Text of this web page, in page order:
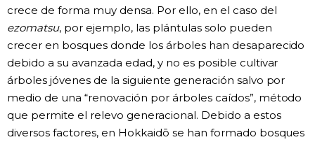
crece de forma muy densa. Por ello, en el caso del
ezomatsu, por ejemplo, las plántulas solo pueden
crecer en bosques donde los árboles han desaparecido
debido a su avanzada edad, y no es posible cultivar
árboles jóvenes de la siguiente generación salvo por
medio de una “renovación por árboles caídos”, método
que permite el relevo generacional. Debido a estos
diversos factores, en Hokkaidō se han formado bosques